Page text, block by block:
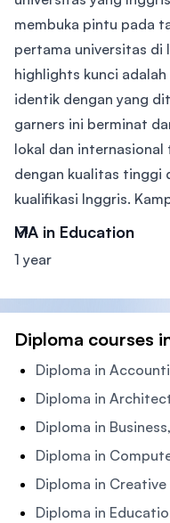
membuka pintu pada
pertama universitas di
highlights kunci
identik dengan yang
garners ini berminat
lokal dan internasional
dengan kualitas tinggi
kualifikasi Inggris.
MA in Education
1 year
Diploma courses
Diploma in
Diploma in
Diploma in
Diploma in
Diploma in
Diploma in